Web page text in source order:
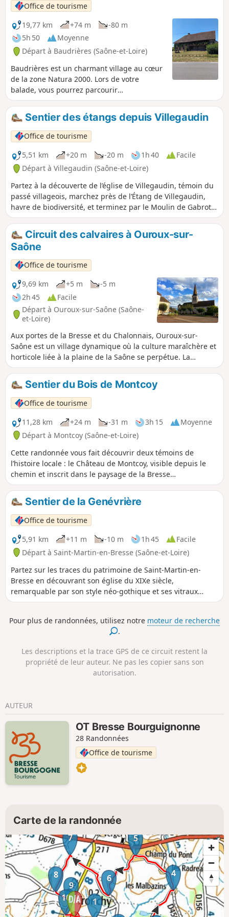
locale, et profiter du calme d'un massif forestier préservé.
Office de tourisme
19,77 km
+74 m
-80 m
5h 50
Moyenne
Départ à Baudrières (Saône-et-Loire)
Baudrières est un charmant village au cœur
de la zone Natura 2000. Lors de votre
balade, vous pourrez parcourir
d'harmonieux paysages, composés de bois,
prés, ruisseaux et étangs et vous trouverez
plusieurs belles maisons bressanes dont la
"Maison Forte", au hameau de Tenarre. Vous
pourrez admirer l'église du XIe siècle, avec
son clocher en pierre mais également faire
une halte sur le site de la Verne, plan d'eau
aménagé pour la pêche et les loisirs.
Sentier des étangs depuis Villegaudin
Office de tourisme
5,51 km
+20 m -20 m 1h 40
Facile
Départ à Villegaudin (Saône-et-Loire)
Partez à la découverte de l’église de Villegaudin, témoin du
passé villageois, marchez près de l’Étang de Villegaudin,
havre de biodiversité, et terminez par le Moulin de Gabrot,
ancien moulin privé niché au bord de la Cosne. Une balade
riche en nature et en patrimoine local !
Circuit des calvaires à Ouroux-sur-
Saône
Office de tourisme
9,69 km
+5 m
-5 m
2h 45
Facile
Départ à Ouroux-sur-Saône (Saône-
et-Loire)
Aux portes de la Bresse et du Chalonnais, Ouroux-sur-
Saône est un village dynamique où la culture maraîchère et
horticole liée à la plaine de la Saône se perpétue. La
commune est traversée par la Voie Verte la Bressane reliant
Chalon-sur-Saône à Lons-le-Saunier. Elle possède
également une prairie humide où il est facile d’observer les
oiseaux.
Sentier du Bois de Montcoy
Office de tourisme
11,28 km
+24 m -31 m 3h 15
Moyenne
Départ à Montcoy (Saône-et-Loire)
Cette randonnée vous fait découvrir deux témoins de
l’histoire locale : le Château de Montcoy, visible depuis le
chemin et inscrit dans le paysage de la Bresse
bourguignonne, et la motte castrale de Guerfand, vestige
d’un ancien site fortifié médiéval. C'est une promenade
entre nature et patrimoine.
Sentier de la Genévrière
Office de tourisme
5,91 km
+11 m -10 m 1h 45
Facile
Départ à Saint-Martin-en-Bresse (Saône-et-Loire)
Partez sur les traces du patrimoine de Saint-Martin-en-
Bresse en découvrant son église du XIXe siècle,
remarquable par son style néo-gothique et ses vitraux
colorés, ainsi que l’ancienne gare, autrefois centre
mais riche d’histoire.
Pour plus de randonnées, utilisez notre moteur de recherche
.
Les descriptions et la trace GPS de ce circuit restent la
propriété de leur auteur. Ne pas les copier sans son
autorisation.
AUTEUR
OT Bresse Bourguignonne
28 Randonnées
Office de tourisme
Carte de la randonnée
1
4
5
6
7
8
9
10